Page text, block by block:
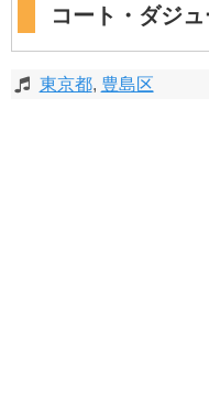
コート・ダジ
東京都, 豊島区